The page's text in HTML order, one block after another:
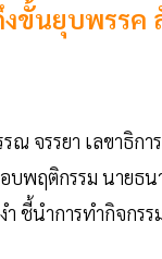
ขั้นยุบพรรค
ณ จรรยา เลขาธิ
พฤติกรรม นายธ
นำการทำกิจกรร